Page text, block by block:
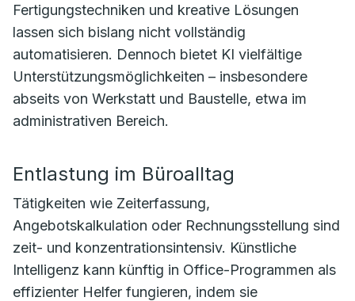
Fertigungstechniken und kreative Lösungen
lassen sich bislang nicht vollständig
automatisieren. Dennoch bietet KI vielfältige
Unterstützungsmöglichkeiten – insbesondere
abseits von Werkstatt und Baustelle, etwa im
administrativen Bereich.
Entlastung im Büroalltag
Tätigkeiten wie Zeiterfassung,
Angebotskalkulation oder Rechnungsstellung sind
zeit- und konzentrationsintensiv. Künstliche
Intelligenz kann künftig in Office-Programmen als
effizienter Helfer fungieren, indem sie